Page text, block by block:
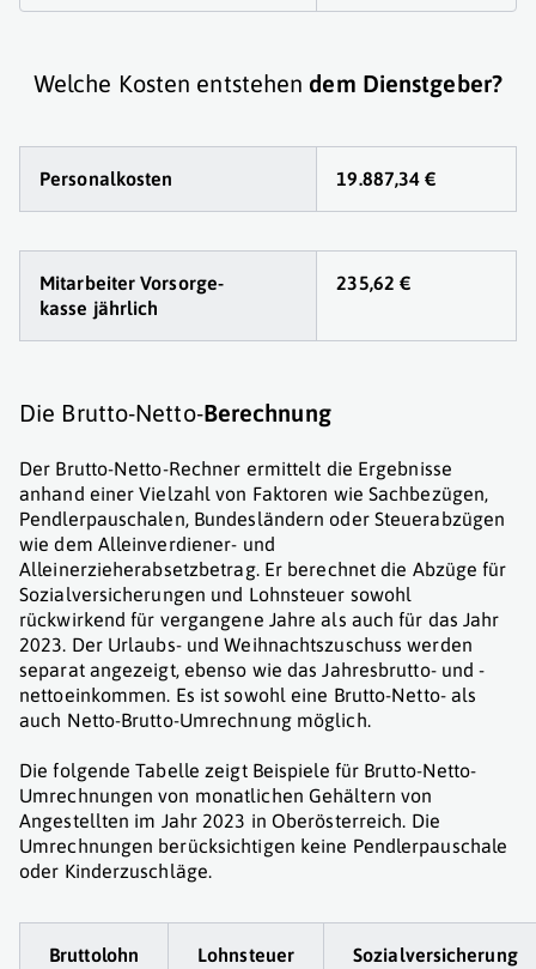
Welche Kosten entstehen dem Dienstgeber?
Personalkosten 19.887,34 €
Mitarbeiter Vorsorge-
kasse jährlich
235,62 €
Die Brutto-Netto-Berechnung
Der Brutto-Netto-Rechner ermittelt die Ergebnisse
anhand einer Vielzahl von Faktoren wie Sachbezügen,
Pendlerpauschalen, Bundesländern oder Steuerabzügen
wie dem Alleinverdiener- und
Alleinerzieherabsetzbetrag. Er berechnet die Abzüge für
Sozialversicherungen und Lohnsteuer sowohl
rückwirkend für vergangene Jahre als auch für das Jahr
2023. Der Urlaubs- und Weihnachtszuschuss werden
separat angezeigt, ebenso wie das Jahresbrutto- und -
nettoeinkommen. Es ist sowohl eine Brutto-Netto- als
auch Netto-Brutto-Umrechnung möglich.
Die folgende Tabelle zeigt Beispiele für Brutto-Netto-
Umrechnungen von monatlichen Gehältern von
Angestellten im Jahr 2023 in Oberösterreich. Die
Umrechnungen berücksichtigen keine Pendlerpauschale
oder Kinderzuschläge.
Bruttolohn Lohnsteuer Sozialversicherung